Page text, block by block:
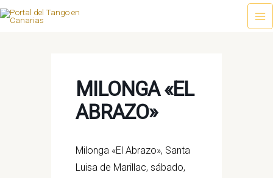
Ir
MILONGA «EL
ABRAZO»
Milonga «El Abrazo», Santa
Luisa de Marillac, sábado,